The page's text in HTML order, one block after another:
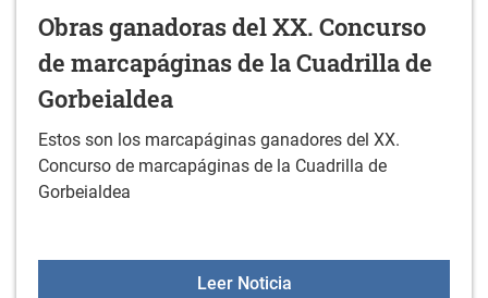
Obras ganadoras del XX. Concurso
de marcapáginas de la Cuadrilla de
Gorbeialdea
Estos son los marcapáginas ganadores del XX.
Concurso de marcapáginas de la Cuadrilla de
Gorbeialdea
Leer NoticiaObras ganadoras del